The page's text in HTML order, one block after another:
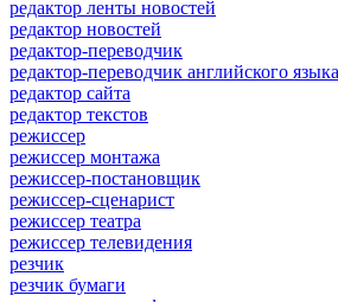
редактор ленты новостей
редактор новостей
редактор-переводчик
редактор-переводчик английского языка
редактор сайта
редактор текстов
режиссер
режиссер монтажа
режиссер-постановщик
режиссер-сценарист
режиссер театра
режиссер телевидения
резчик
резчик бумаги